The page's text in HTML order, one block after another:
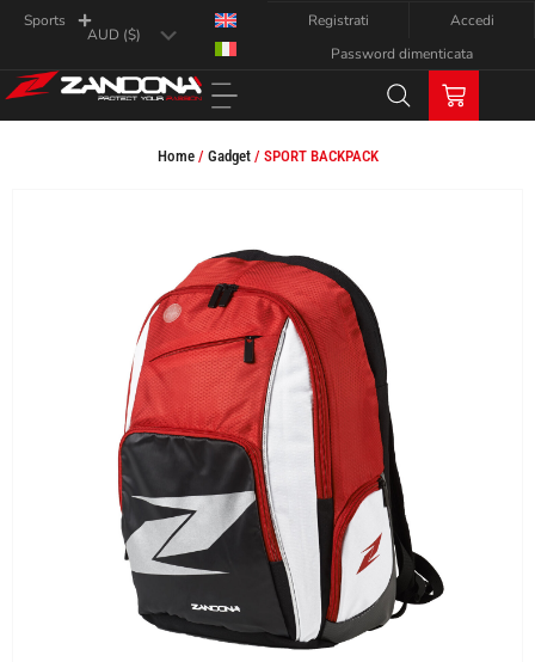
Sports Registrati
Accedi
Password dimenticata
Home/ Gadget/ SPORT BACKPACK